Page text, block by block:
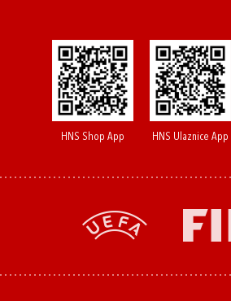
HNS Shop App HNS Ulaznice App